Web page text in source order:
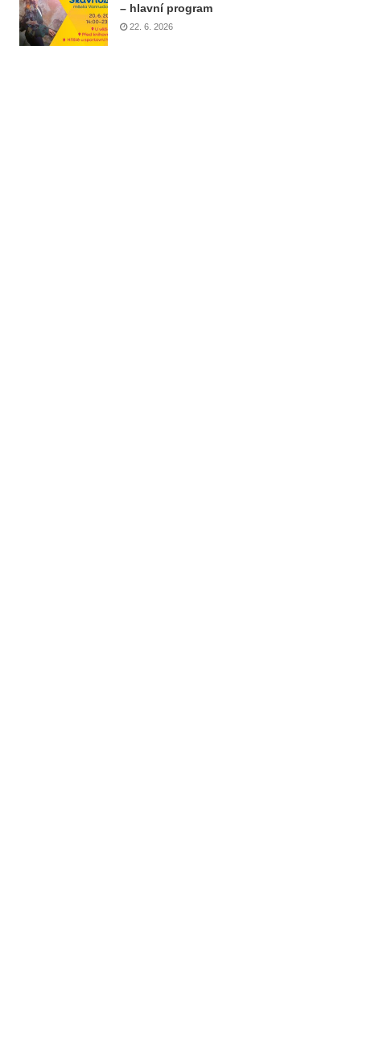
– hlavní program
22. 6. 2026